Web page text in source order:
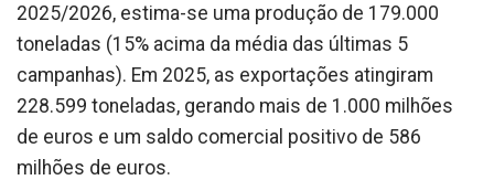
2025/2026, estima-se uma produção de 179.000
toneladas (15% acima da média das últimas 5
campanhas). Em 2025, as exportações atingiram
228.599 toneladas, gerando mais de 1.000 milhões
de euros e um saldo comercial positivo de 586
milhões de euros.